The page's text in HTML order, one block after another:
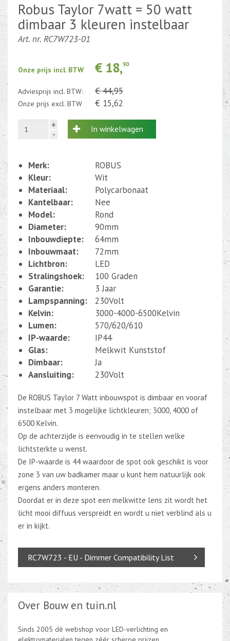
Beweging-Tijd-Rook Sensors
Outletdeals
Robus Taylor 7watt = 50 watt
dimbaar 3 kleuren instelbaar
Art. nr. RC7W723-01
Onze prijs incl. BTW € 18,90
Adviesprijs incl. BTW: € 44,95
Onze prijs excl. BTW
€ 15,62
+
-
In winkelwagen
Merk:
ROBUS
Kleur:
Wit
Materiaal:
Polycarbonaat
Kantelbaar:
Nee
Model:
Rond
Diameter:
90mm
Inbouwdiepte:
64mm
Inbouwmaat:
72mm
Lichtbron:
LED
Stralingshoek:
100 Graden
Garantie:
3 Jaar
Lampspanning:
230Volt
Kelvin:
3000-4000-6500Kelvin
Lumen:
570/620/610
IP-waarde:
IP44
Glas:
Melkwit Kunststof
Dimbaar:
Ja
Aansluiting:
230Volt
De ROBUS Taylor 7 Watt inbouwspot is dimbaar en vooraf
instelbaar met 3 mogelijke lichtkleuren; 3000, 4000 of
6500 Kelvin.
Op de achterzijde is eenvoudig in te stellen welke
lichtsterkte u wenst.
De IP-waarde is 44 waardoor de spot ook geschikt is voor
zone 3 van uw badkamer maar u kunt hem natuurlijk ook
ergens anders monteren.
Doordat er in deze spot een melkwitte lens zit wordt het
licht mooi diffuus verspreidt en wordt u niet verblind als u
er in kijkt.
RC7W723 - EU - Dimmer Compatibility List
Over Bouw en tuin.nl
Sinds 2005 dè webshop voor LED-verlichting en